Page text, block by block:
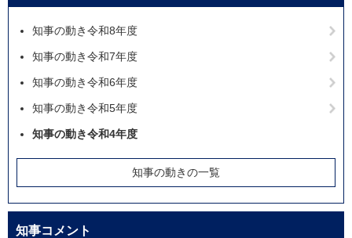
知事の動き令和8年度
知事の動き令和7年度
知事の動き令和6年度
知事の動き令和5年度
知事の動き令和4年度
知事の動きの一覧
知事コメント